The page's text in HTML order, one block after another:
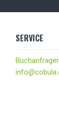
SERVICE